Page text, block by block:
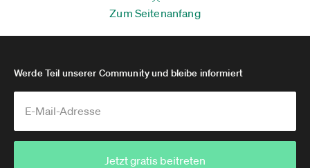
Zum Seitenanfang
Werde Teil unserer Community und bleibe informiert
Jetzt gratis beitreten